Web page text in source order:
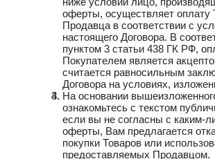
оферты, осуществляет оплату
Продавца в соответствии с
настоящего Договора. В
пунктом 3 статьи 438 ГК РФ,
Покупателем является
считается равносильным
Договора на условиях,
На основании
ознакомьтесь с текстом
если вы не согласны с каким-
оферты, Вам предлагается
покупки Товаров или
предоставляемых Продавцом.